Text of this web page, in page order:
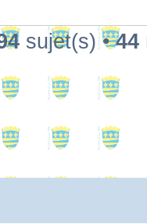
sujet(s) •44